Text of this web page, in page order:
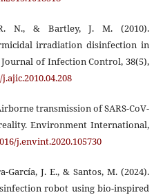
N., & Bartley, J. M. (2010).
irradiation disinfection in
of Infection Control, 38(5),
transmission of SARS-CoV-
Environment International,
j.envint.2020.105730
García, J. E., & Santos, M. (2024).
robot using bio-inspired